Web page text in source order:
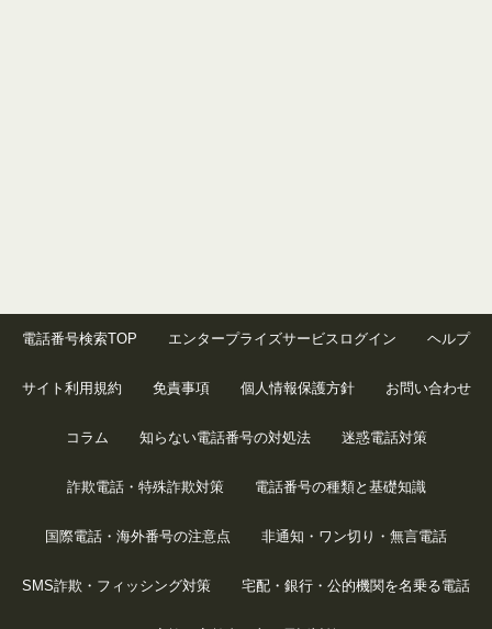
電話番号検索TOP エンタープライズサービスログイン ヘルプ
サイト利用規約 免責事項 個人情報保護方針 お問い合わせ
コラム 知らない電話番号の対処法 迷惑電話対策
詐欺電話・特殊詐欺対策 電話番号の種類と基礎知識
国際電話・海外番号の注意点 非通知・ワン切り・無言電話
SMS詐欺・フィッシング対策 宅配・銀行・公的機関を名乗る電話